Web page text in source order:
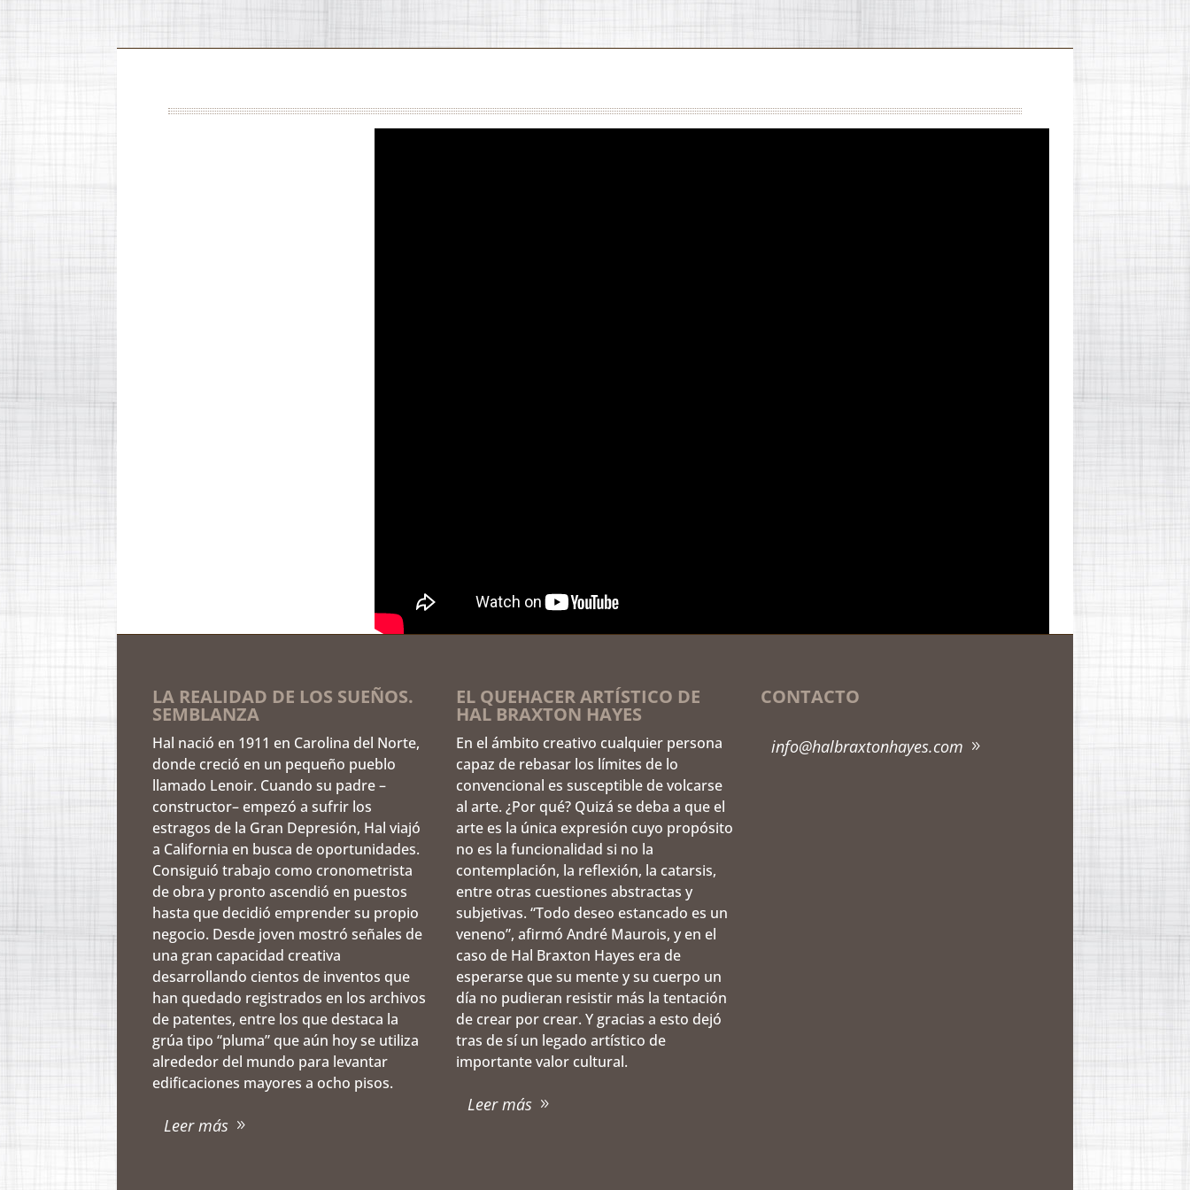
LA REALIDAD DE LOS SUEÑOS.
SEMBLANZA
Hal nació en 1911 en Carolina del Norte,
donde creció en un pequeño pueblo
llamado Lenoir. Cuando su padre –
constructor– empezó a sufrir los
estragos de la Gran Depresión, Hal viajó
a California en busca de oportunidades.
Consiguió trabajo como cronometrista
de obra y pronto ascendió en puestos
hasta que decidió emprender su propio
negocio. Desde joven mostró señales de
una gran capacidad creativa
desarrollando cientos de inventos que
han quedado registrados en los archivos
de patentes, entre los que destaca la
grúa tipo “pluma” que aún hoy se utiliza
alrededor del mundo para levantar
edificaciones mayores a ocho pisos.
Leer más
EL QUEHACER ARTÍSTICO DE
HAL BRAXTON HAYES
En el ámbito creativo cualquier persona
capaz de rebasar los límites de lo
convencional es susceptible de volcarse
al arte. ¿Por qué? Quizá se deba a que el
arte es la única expresión cuyo propósito
no es la funcionalidad si no la
contemplación, la reflexión, la catarsis,
entre otras cuestiones abstractas y
subjetivas. “Todo deseo estancado es un
veneno”, afirmó André Maurois, y en el
caso de Hal Braxton Hayes era de
esperarse que su mente y su cuerpo un
día no pudieran resistir más la tentación
de crear por crear. Y gracias a esto dejó
tras de sí un legado artístico de
importante valor cultural.
Leer más
CONTACTO
info@halbraxtonhayes.com